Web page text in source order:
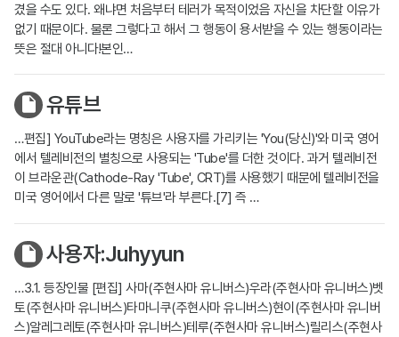
겼을 수도 있다. 왜냐면 처음부터 테러가 목적이었음 자신을 차단할 이유가
없기 때문이다. 물론 그렇다고 해서 그 행동이 용서받을 수 있는 행동이라는
뜻은 절대 아니다!본인…
유튜브
…편집] YouTube라는 명칭은 사용자를 가리키는 'You(당신)'와 미국 영어
에서 텔레비전의 별칭으로 사용되는 'Tube'를 더한 것이다. 과거 텔레비전
이 브라운관(Cathode-Ray 'Tube', CRT)를 사용했기 때문에 텔레비전을
미국 영어에서 다른 말로 '튜브'라 부른다.[7] 즉 …
사용자:Juhyyun
…3.1. 등장인물 [편집] 사마(주현사마 유니버스)우라(주현사마 유니버스)벳
토(주현사마 유니버스)타마니쿠(주현사마 유니버스)현이(주현사마 유니버
스)알레그레토(주현사마 유니버스)테루(주현사마 유니버스)릴리스(주현사